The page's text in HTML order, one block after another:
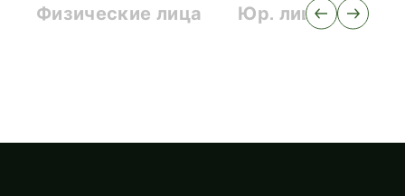
Физические лица Юр. лица, ИП,